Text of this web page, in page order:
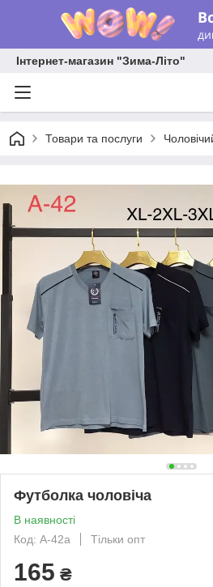
Інтернет-магазин "Зима-Літо"
Товари та послуги
Футболка чоловіча
В наявності
Код: A-42а
Тільки опт
165 ₴